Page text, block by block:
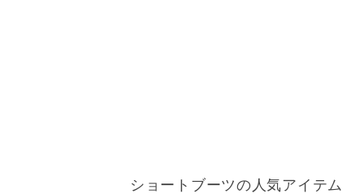
ショートブーツの人気アイテム